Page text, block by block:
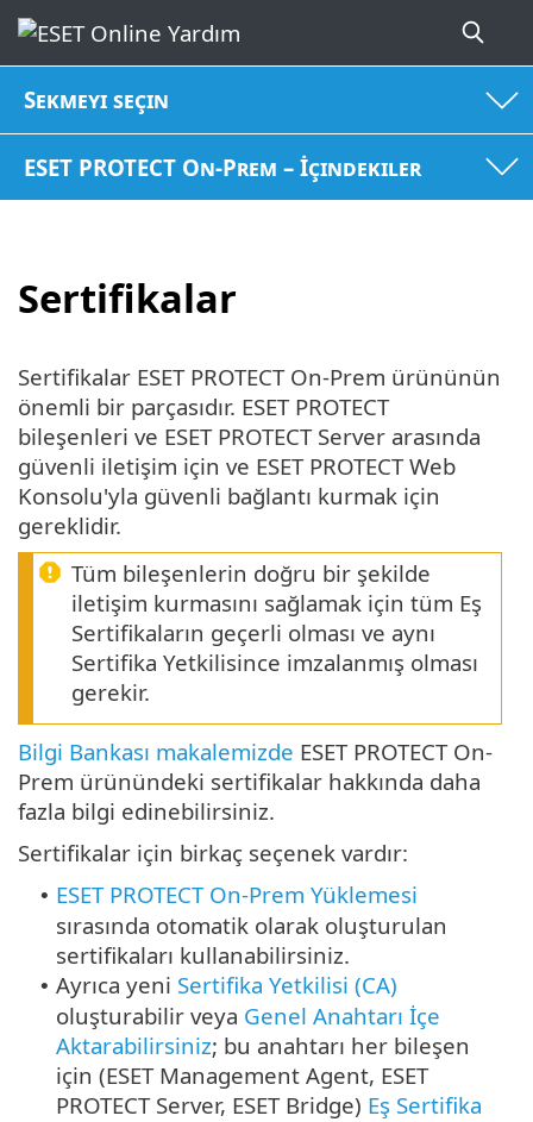
Sekmeyi seçin
ESET PROTECT On-Prem – İçindekiler
Sertifikalar
Sertifikalar ESET PROTECT On-Prem ürününün
önemli bir parçasıdır. ESET PROTECT
bileşenleri ve ESET PROTECT Server arasında
güvenli iletişim için ve ESET PROTECT Web
Konsolu'yla güvenli bağlantı kurmak için
gereklidir.
Tüm bileşenlerin doğru bir şekilde
iletişim kurmasını sağlamak için tüm Eş
Sertifikaların geçerli olması ve aynı
Sertifika Yetkilisince imzalanmış olması
gerekir.
Bilgi Bankası makalemizde ESET PROTECT On-
Prem ürünündeki sertifikalar hakkında daha
fazla bilgi edinebilirsiniz.
Sertifikalar için birkaç seçenek vardır:
• ESET PROTECT On-Prem Yüklemesi
sırasında otomatik olarak oluşturulan
sertifikaları kullanabilirsiniz.
• Ayrıca yeni Sertifika Yetkilisi (CA)
oluşturabilir veya Genel Anahtarı İçe
Aktarabilirsiniz; bu anahtarı her bileşen
için (ESET Management Agent, ESET
PROTECT Server, ESET Bridge) Eş Sertifika